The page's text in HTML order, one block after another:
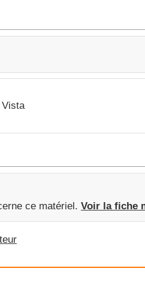
Vista
ce matériel. Voir la fiche